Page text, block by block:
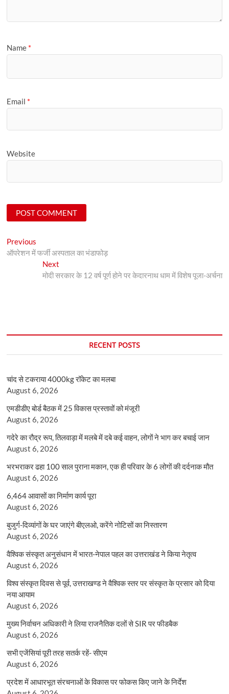
Name *
Email *
Website
Post
navigation
Previous
post:
ऑपरेशन में फर्जी अस्पताल का भंडाफोड़
NextNext
post:
मोदी सरकार के 12 वर्ष पूर्ण होने पर केदारनाथ धाम में विशेष पूजा-अर्चना
RECENT POSTS
चांद से टकराया 4000kg रॉकेट का मलबा
August 6, 2026
एमडीडीए बोर्ड बैठक में 25 विकास प्रस्तावों को मंजूरी
August 6, 2026
गदेरे का रौद्र रूप, तिलवाड़ा में मलबे में दबे कई वाहन, लोगों ने भाग कर बचाई जान
August 6, 2026
भरभराकर ढहा 100 साल पुराना मकान, एक ही परिवार के 6 लोगों की दर्दनाक मौत
August 6, 2026
6,464 आवासों का निर्माण कार्य पूरा
August 6, 2026
बुजुर्ग-दिव्यांगों के घर जाएंगे बीएलओ, करेंगे नोटिसों का निस्तारण
August 6, 2026
वैश्विक संस्कृत अनुसंधान में भारत-नेपाल पहल का उत्तराखंड ने किया नेतृत्व
August 6, 2026
विश्व संस्कृत दिवस से पूर्व, उत्तराखण्ड ने वैश्विक स्तर पर संस्कृत के प्रसार को दिया
नया आयाम
August 6, 2026
मुख्य निर्वाचन अधिकारी ने लिया राजनैतिक दलों से SIR पर फीडबैक
August 6, 2026
सभी एजेंसियां पूरी तरह सतर्क रहें- सीएम
August 6, 2026
प्रदेश में आधारभूत संरचनाओं के विकास पर फोकस किए जाने के निर्देश